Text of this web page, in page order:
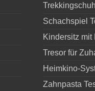
Schachspiel
Kindersitz mit
Tresor für
Heimkino-
Zahnpasta